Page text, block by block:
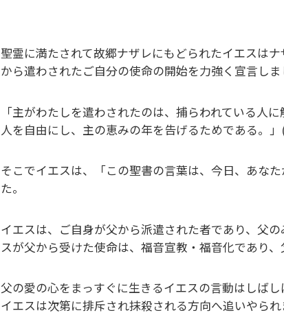
聖霊に満たされて故郷ナザレにもどられたイエスは
から遣わされたご自分の使命の開始を力強く宣言しま
「主がわたしを遣わされたのは、捕らわれている人
人を自由にし、主の恵みの年を告げるためである。」
そこでイエスは、「この聖書の言葉は、今日、あな
た。
イエスは、ご自身が父から派遣された者であり、父
スが父から受けた使命は、福音宣教・福音化であり
父の愛の心をまっすぐに生きるイエスの言動はしば
イエスは次第に排斥され抹殺される方向へ追いやられ